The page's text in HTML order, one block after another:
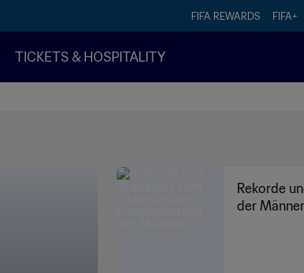
FIFA REWARDS FIFA+
TICKETS & HOSPITALITY
Rekorde
der Männer